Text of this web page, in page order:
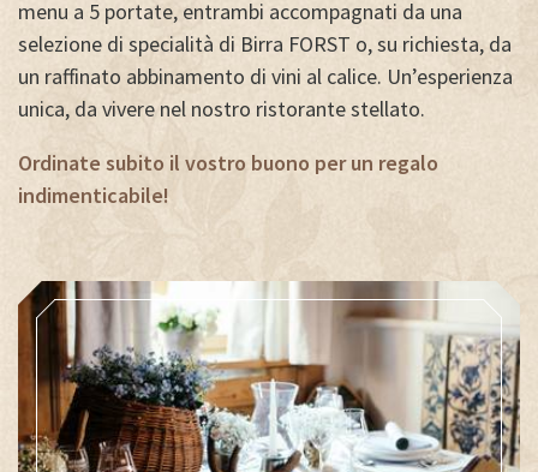
menu a 5 portate, entrambi accompagnati da una
selezione di specialità di Birra FORST o, su richiesta, da
un raffinato abbinamento di vini al calice. Un’esperienza
unica, da vivere nel nostro ristorante stellato.
Ordinate subito il vostro buono per un regalo
indimenticabile!